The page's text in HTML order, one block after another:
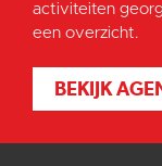
activiteiten
een overzicht.
BEKIJK